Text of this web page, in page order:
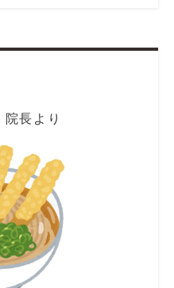
院長より